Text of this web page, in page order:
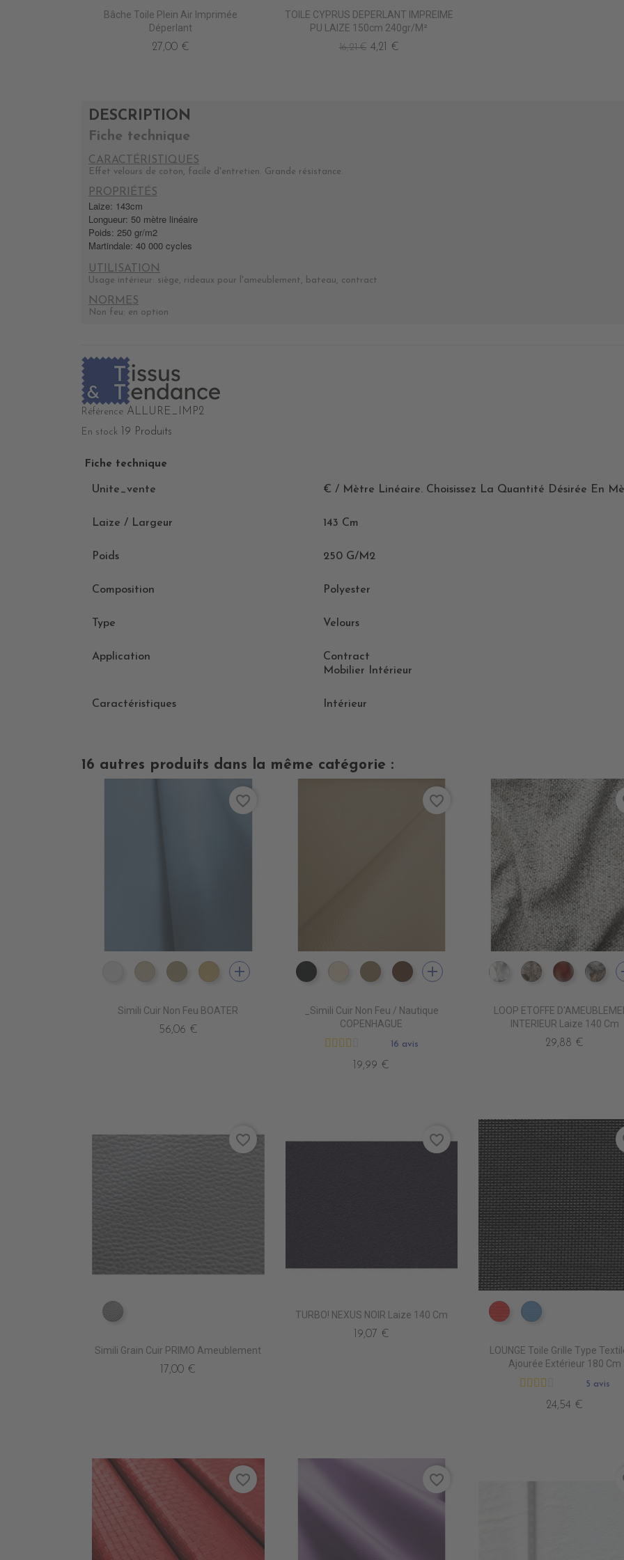
Bâche Toile Plein Air Imprimée
Déperlant
27,00 €
TOILE CYPRUS DEPERLANT IMPREIME
PU LAIZE 150cm 240gr/m²
16,21 € 4,21 €
DESCRIPTION
Fiche technique
CARACTÉRISTIQUES
Effet velours de coton, facile d'entretien. Grande résistance.
PROPRIÉTÉS
Laize: 143cm
Longueur: 50 mètre linéaire
Poids: 250 gr/m2
Martindale: 40 000 cycles
UTILISATION
Usage intérieur: siège, rideaux pour l'ameublement, bateau, contract
NORMES
Non feu: en option
Référence ALLURE_IMP2
En stock 19 Produits
Fiche technique
Unite_vente € / Mètre Linéaire. Choisissez La Quantité Désirée En
Laize / Largeur 143 Cm
Poids 250 G/m2
Composition Polyester
Type Velours
Application
Contract
Mobilier Intérieur
Caractéristiques Intérieur
16 autres produits dans la même catégorie :
EN3500 BLANC
EN3510 IVOIRE
EN3520 MASTIC
EN3530 CREME
add
Simili Cuir Non Feu BOATER
56,06 €
favorite_border
EN7005 VERT ANGLAIS
EN7001 CREME
EN7002 BEIGEEN7003 BRUN
add
_Simili Cuir Non Feu / Nautique
COPENHAGUE
16 avis
19,99 €
favorite_border
TA8100 NEVE
TA8102 PILLA
TA8115
LOOP ETOFFE
INTERIEUR Laize 140 Cm
29,88 €
EN6000 ARGENT
Simili Grain Cuir PRIMO Ameublement
17,00 €
favorite_border
TURBO! NEXUS NOIR Laize 140 Cm
19,07 €
favorite_border
DB0208 ROUGE
DB0224 CIEL
LOUNGE Toile Grille Type
Ajourée Extérieur 180 Cm
5 avis
24,54 €
favorite_border favorite_border